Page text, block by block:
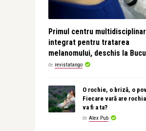
Primul centru multidisciplinar
integrat pentru tratarea
melanomului, deschis la
de revistatango
O rochie, o briză, o
Fiecare vară are
va fi a ta?
de Alex Pub